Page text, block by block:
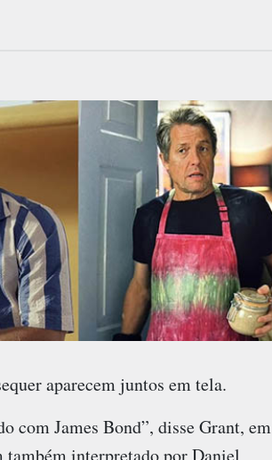
aparecem juntos em tela.
com James Bond”, disse Grant, em